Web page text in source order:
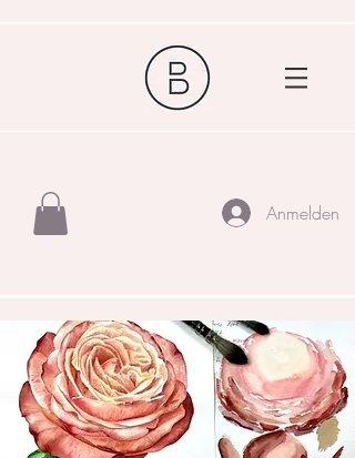
Anmelden